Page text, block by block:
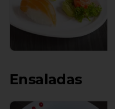
Ensaladas